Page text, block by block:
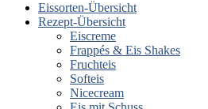
Eissorten-Übersicht
Rezept-Übersicht
Eiscreme
Frappés & Eis Shakes
Fruchteis
Softeis
Nicecream